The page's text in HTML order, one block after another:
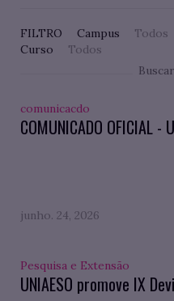
FILTRO
Campus
Curso
comunicacdo
COMUNICADO OFICIAL -
junho. 24, 2026
Pesquisa e Extensão
UNIAESO promove IX